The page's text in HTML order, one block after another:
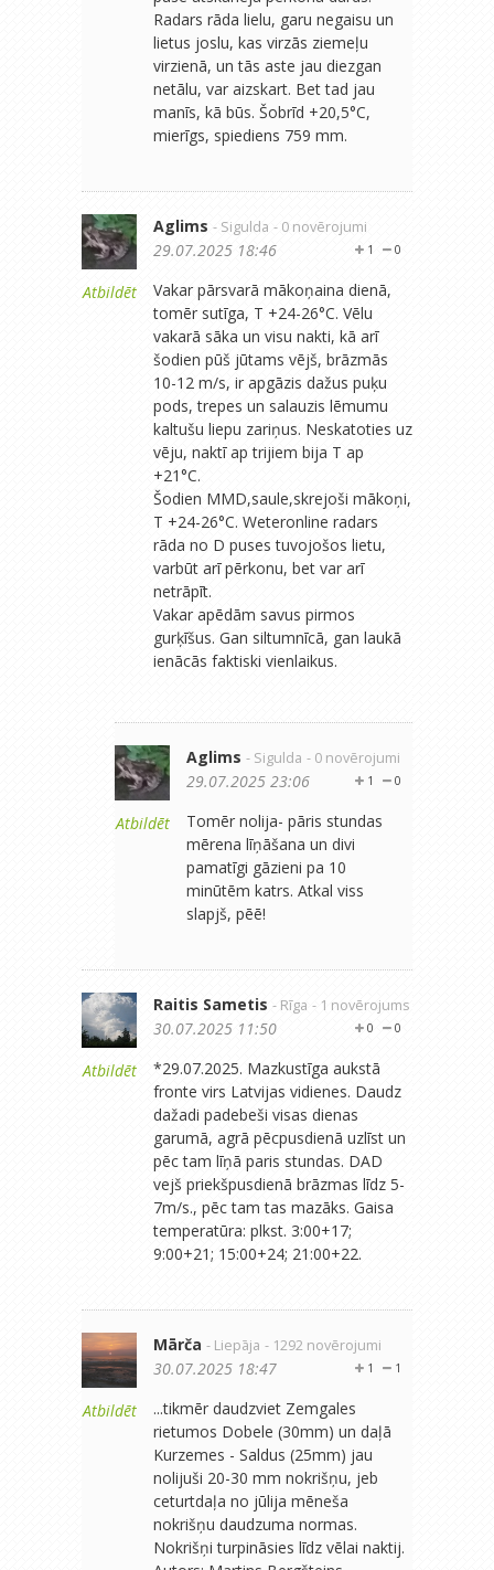
Radars rāda lielu, garu negaisu un
lietus joslu, kas virzās ziemeļu
virzienā, un tās aste jau diezgan
netālu, var aizskart. Bet tad jau
manīs, kā būs. Šobrīd +20,5°C,
mierīgs, spiediens 759 mm.
Atbildēt
Aglims - Sigulda - 0 novērojumi
0
1
29.07.2025 18:46
Vakar pārsvarā mākoņaina dienā,
tomēr sutīga, T +24-26°C. Vēlu
vakarā sāka un visu nakti, kā arī
šodien pūš jūtams vējš, brāzmās
10-12 m/s, ir apgāzis dažus puķu
pods, trepes un salauzis lēmumu
kaltušu liepu zariņus. Neskatoties uz
vēju, naktī ap trijiem bija T ap
+21°C.
Šodien MMD,saule,skrejoši mākoņi,
T +24-26°C. Weteronline radars
rāda no D puses tuvojošos lietu,
varbūt arī pērkonu, bet var arī
netrāpīt.
Vakar apēdām savus pirmos
gurķīšus. Gan siltumnīcā, gan laukā
ienācās faktiski vienlaikus.
Atbildēt
Aglims - Sigulda - 0 novērojumi
0
1
29.07.2025 23:06
Tomēr nolija- pāris stundas
mērena līņāšana un divi
pamatīgi gāzieni pa 10
minūtēm katrs. Atkal viss
slapjš, pēē!
Atbildēt
Raitis Sametis - Rīga - 1 novērojums
0
0
30.07.2025 11:50
*29.07.2025. Mazkustīga aukstā
fronte virs Latvijas vidienes. Daudz
dažadi padebeši visas dienas
garumā, agrā pēcpusdienā uzlīst un
pēc tam līņā paris stundas. DAD
vejš priekšpusdienā brāzmas līdz 5-
7m/s., pēc tam tas mazāks. Gaisa
temperatūra: plkst. 3:00+17;
9:00+21; 15:00+24; 21:00+22.
Atbildēt
Mārča - Liepāja - 1292 novērojumi
1
1
30.07.2025 18:47
...tikmēr daudzviet Zemgales
rietumos Dobele (30mm) un daļā
Kurzemes - Saldus (25mm) jau
nolijuši 20-30 mm nokrišņu, jeb
ceturtdaļa no jūlija mēneša
nokrišņu daudzuma normas.
Nokrišņi turpināsies līdz vēlai naktij.